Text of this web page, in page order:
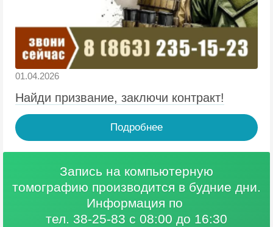
01.04.2026
Найди призвание, заключи контракт!
Подробнее
Запись на компьютерную
томографию производится в будние дни.
Информация по
тел. 38-25-83 с 08:00 до 16:30